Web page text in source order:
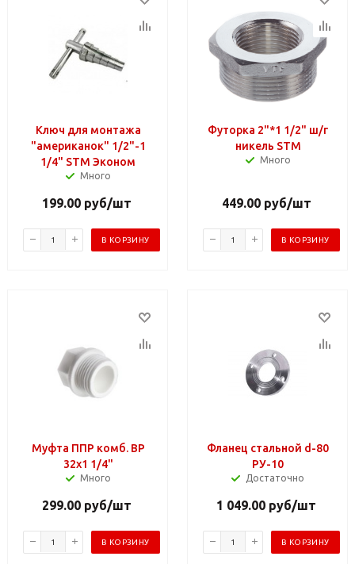
Ключ для монтажа
"американок" 1/2"-1
1/4" STM Эконом
Много
199.00руб/шт
В КОРЗИНУ
Футорка 2"*1 1/2" ш/г
никель STM
Много
449.00руб/шт
В КОРЗИНУ
Муфта ППР комб. ВР
32х1 1/4"
Много
299.00руб/шт
В КОРЗИНУ
Фланец стальной d-80
РУ-10
Достаточно
1 049.00 руб/шт
В КОРЗИНУ